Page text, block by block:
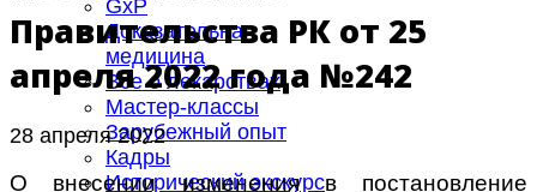
GxP
Доказательная
медицина
Все о лекарствах
Мастер-классы
Зарубежный опыт
Кадры
Исторический экскурс
Правительства РК от 25
апреля 2022 года №242
28 апреля 2022
О внесении изменения в постановление